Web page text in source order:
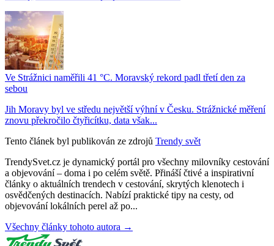
Ve Strážnici naměřili 41 °C. Moravský rekord padl třetí den za
sebou
Jih Moravy byl ve středu největší výhní v Česku. Strážnické měření
znovu překročilo čtyřicítku, data však...
Tento článek byl publikován ze zdrojů Trendy svět
TrendySvet.cz je dynamický portál pro všechny milovníky cestování
a objevování – doma i po celém světě. Přináší čtivé a inspirativní
články o aktuálních trendech v cestování, skrytých klenotech i
osvědčených destinacích. Nabízí praktické tipy na cesty, od
objevování lokálních perel až po...
Všechny články tohoto autora →